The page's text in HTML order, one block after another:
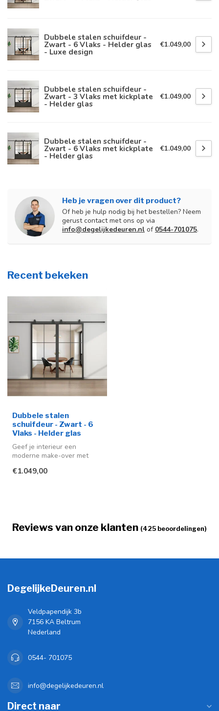
Dubbele stalen schuifdeur -
Zwart - 6 Vlaks - Helder glas
- Luxe design
€1.049,00
Dubbele stalen schuifdeur -
Zwart - 3 Vlaks met kickplate
- Helder glas
€1.049,00
Dubbele stalen schuifdeur -
Zwart - 6 Vlaks met kickplate
- Helder glas
€1.049,00
Heb je vragen over dit product?
Of heb je hulp nodig bij het bestellen? Neem
gerust contact met ons op via
info@degelijkedeuren.nl of 0544-701075.
Recent bekeken
Dubbele stalen
schuifdeur - Zwart - 6
Vlaks - Helder glas
Geef je interieur een
moderne make-over met
schuifdeuren ...
€1.049,00
Reviews van onze klanten (425 beoordelingen)
DegelijkeDeuren.nl
Veldpapendijk 3b
7156 KA Beltrum
Nederland
0544- 701075
info@degelijkedeuren.nl
Direct naar